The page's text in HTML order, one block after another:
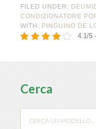
FILED UNDER:
CONDIZIONATORE
WITH: PINGUINO DE
4.1/5
Cerca